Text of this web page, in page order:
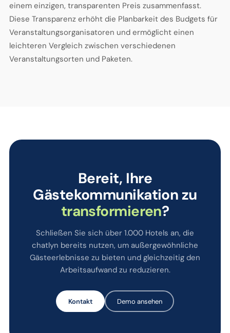
einem einzigen, transparenten Preis zusammenfasst.
Diese Transparenz erhöht die Planbarkeit des Budgets für
Veranstaltungsorganisatoren und ermöglicht einen
leichteren Vergleich zwischen verschiedenen
Veranstaltungsorten und Paketen.
Bereit, Ihre
Gästekommunikation zu
transformieren?
Schließen Sie sich über 1.000 Hotels an, die
chatlyn bereits nutzen, um außergewöhnliche
Gästeerlebnisse zu bieten und gleichzeitig den
Arbeitsaufwand zu reduzieren.
Kontakt Demo ansehen